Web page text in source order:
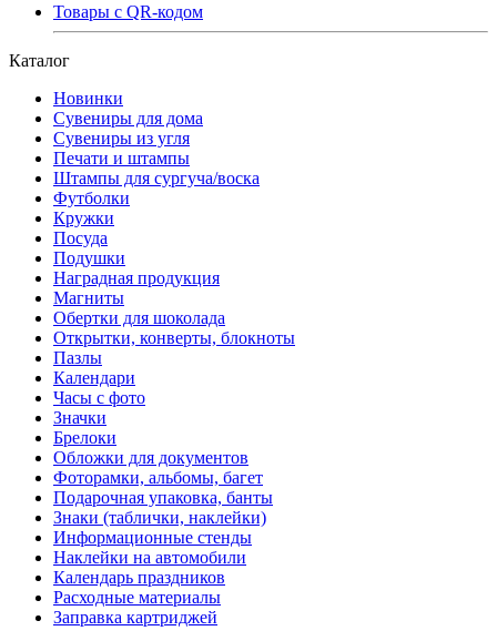
Товары с QR-кодом
Каталог
Новинки
Сувениры для дома
Сувениры из угля
Печати и штампы
Штампы для сургуча/воска
Футболки
Кружки
Посуда
Подушки
Наградная продукция
Магниты
Обертки для шоколада
Открытки, конверты, блокноты
Пазлы
Календари
Часы с фото
Значки
Брелоки
Обложки для документов
Фоторамки, альбомы, багет
Подарочная упаковка, банты
Знаки (таблички, наклейки)
Информационные стенды
Наклейки на автомобили
Календарь праздников
Расходные материалы
Заправка картриджей